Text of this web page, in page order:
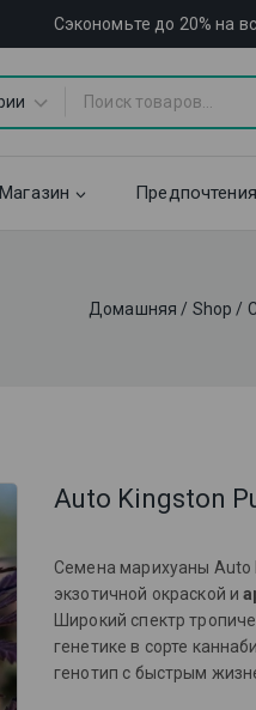
Сэкономьте до 20% на
Магазин Предпочтения
Домашняя / Shop /
Auto Kingston
Семена марихуаны Auto
экзотичной окраской и
Широкий спектр
генетике в сорте
генотип с быстрым